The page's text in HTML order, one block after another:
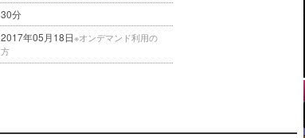
30分
2017年05月18日※オンデマンド利用の
方